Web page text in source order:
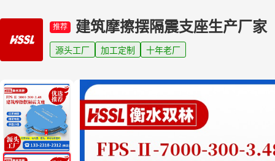
推荐 建筑摩擦摆隔震支座生产厂家
源头工厂 加工定制 十年老厂